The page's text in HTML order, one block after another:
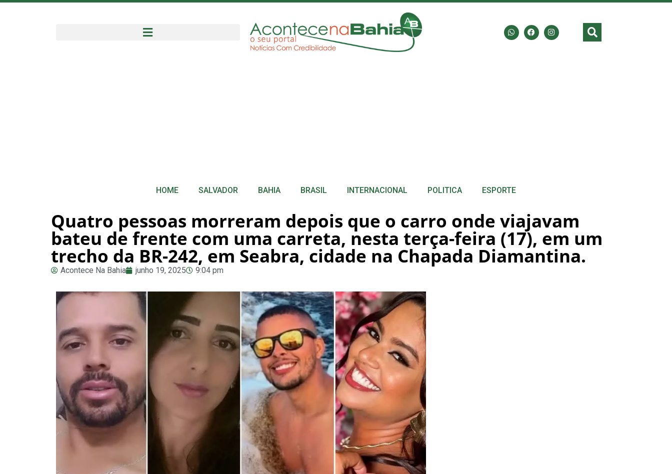
HOME SALVADOR BAHIA BRASIL INTERNACIONAL POLITICA ESPORTE
Quatro pessoas morreram depois que o carro onde viajavam
bateu de frente com uma carreta, nesta terça-feira (17), em um
trecho da BR-242, em Seabra, cidade na Chapada Diamantina.
Acontece Na Bahia junho 19, 2025 9:04 pm